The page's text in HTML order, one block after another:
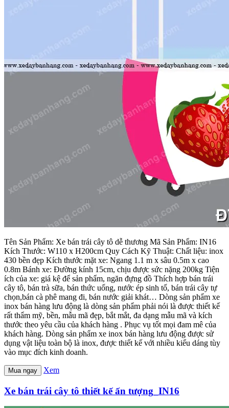
Tên Sản Phẩm: Xe bán trái cây tô dễ thương Mã Sản Phẩm: IN16
Kích Thước: W110 x H200cm Quy Cách Kỹ Thuật: Chất liệu: inox
430 bền đẹp Kích thước mặt xe: Ngang 1.1 m x sâu 0.5m x cao
0.8m Bánh xe: Đường kính 15cm, chịu được sức nặng 200kg Tiện
ích của xe: giá kệ để sản phẩm, ngăn đựng đồ Thích hợp bán trái
cây tô, bán trà sữa, bán thức uống, nước ép sinh tố, bán trái cây tự
chọn,bán cà phê mang đi, bán nước giải khát… Dòng sản phẩm xe
inox bán hàng lưu động là dòng sản phẩm phải nói là được thiết kế
rất thẩm mỹ, bền, mẫu mã đẹp, bắt mắt, đa dạng mẫu mã và kích
thước theo yêu cầu của khách hàng . Phục vụ tốt mọi đam mê của
khách hàng. Dòng sản phẩm xe inox bán hàng lưu động được sử
dụng vật liệu toàn bộ là inox, được thiết kế với nhiều kiểu dáng tùy
vào mục đích kinh doanh.
Mua ngay Xem
Xe bán trái cây tô thiết kế ấn tượng_IN16